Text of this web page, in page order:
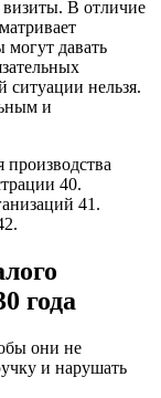
визиты. В отличие
давать
ситуации нельзя.
и
производства
40.
41.
года
они не
и нарушать